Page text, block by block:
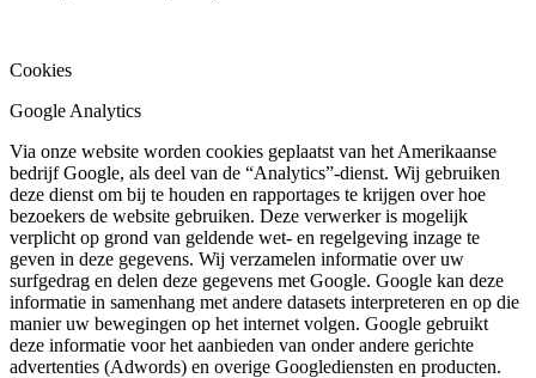
Cookies
Google Analytics
Via onze website worden cookies geplaatst van het Amerikaanse
bedrijf Google, als deel van de “Analytics”-dienst. Wij gebruiken
deze dienst om bij te houden en rapportages te krijgen over hoe
bezoekers de website gebruiken. Deze verwerker is mogelijk
verplicht op grond van geldende wet- en regelgeving inzage te
geven in deze gegevens. Wij verzamelen informatie over uw
surfgedrag en delen deze gegevens met Google. Google kan deze
informatie in samenhang met andere datasets interpreteren en op die
manier uw bewegingen op het internet volgen. Google gebruikt
deze informatie voor het aanbieden van onder andere gerichte
advertenties (Adwords) en overige Googlediensten en producten.